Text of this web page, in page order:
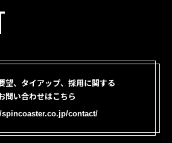
望、タイアップ、採用に関する
問い合わせはこちら
spincoaster.co.jp/contact/